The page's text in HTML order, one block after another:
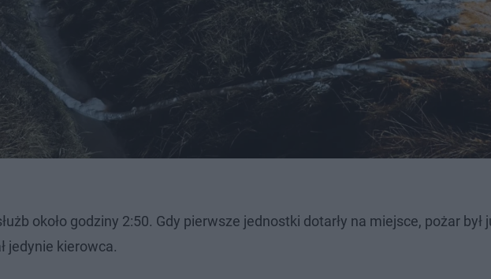
około godziny 2:50. Gdy pierwsze jednostki dotarły na miejsce, pożar był
jedynie kierowca.